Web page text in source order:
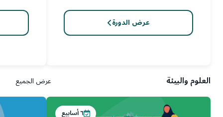
عرض الدورة
العلوم والبيئة عرض الجميع
٦أسابيع